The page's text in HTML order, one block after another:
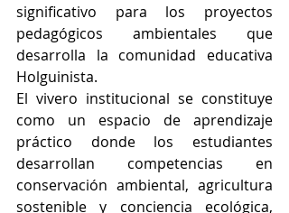
significativo para los proyectos
pedagógicos ambientales que
desarrolla la comunidad educativa
Holguinista.
El vivero institucional se constituye
como un espacio de aprendizaje
práctico donde los estudiantes
desarrollan competencias en
conservación ambiental, agricultura
sostenible y conciencia ecológica,